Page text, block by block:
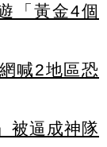
「黃金4個
喊2地區恐
被逼成神隊